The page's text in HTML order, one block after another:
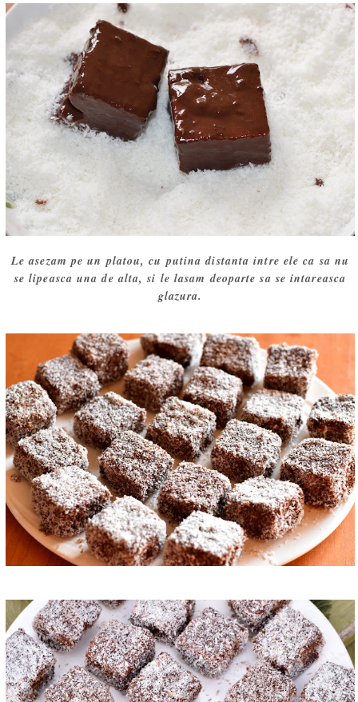
Le asezam pe un platou, cu putina distanta intre ele ca sa nu
se lipeasca una de alta, si le lasam deoparte sa se intareasca
glazura.